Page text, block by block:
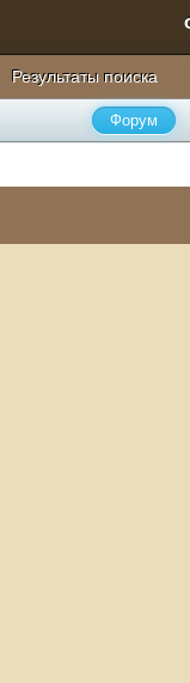
Результаты поиска
Форум